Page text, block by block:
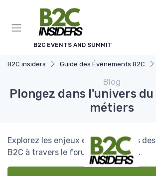
B2C EVENTS AND SUMMIT
B2C insiders Guide des Événements B2C
Blog
Plongez dans l'univers
métiers
Explorez les enjeux et opportunités
B2C à travers le forum des métiers.
Panneau de gestion des cookies